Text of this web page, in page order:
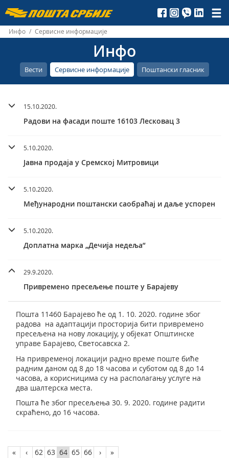
Пошта
Србије
д.о.о.
Инфо / Сервисне информације
Инфо
Вести Сервисне информације Поштански гласник
15.10.2020.
Радови на фасади поште 16103 Лесковац 3
5.10.2020.
Јавна продаја у Сремској Митровици
5.10.2020.
Међународни поштански саобраћај и даље успорен
5.10.2020.
Доплатна марка „Дечија недеља”
29.9.2020.
Привремено пресељење поште у Барајеву
Пошта 11460 Барајево ће од 1. 10. 2020. године због
радова на адаптацији просторија бити привремено
пресељена на нову локацију, у објекат Општинске
управе Барајево, Светосавска 2.
На привременој локацији радно време поште биће
радним даном од 8 до 18 часова и суботом од 8 до 14
часова, а корисницима су на располагању услуге на
два шалтерска места.
Пошта ће због пресељења 30. 9. 2020. године радити
скраћено, до 16 часова.
« ‹ 62 63 64 65 66 › »